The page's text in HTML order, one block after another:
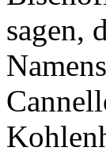
sagen,